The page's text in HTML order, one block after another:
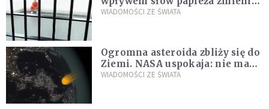
zdanie
WIADOMOŚCI ZE ŚWIATA
Ogromna asteroida zbliży się do
Ziemi. NASA uspokaja: nie ma
zagrożenia
WIADOMOŚCI ZE ŚWIATA